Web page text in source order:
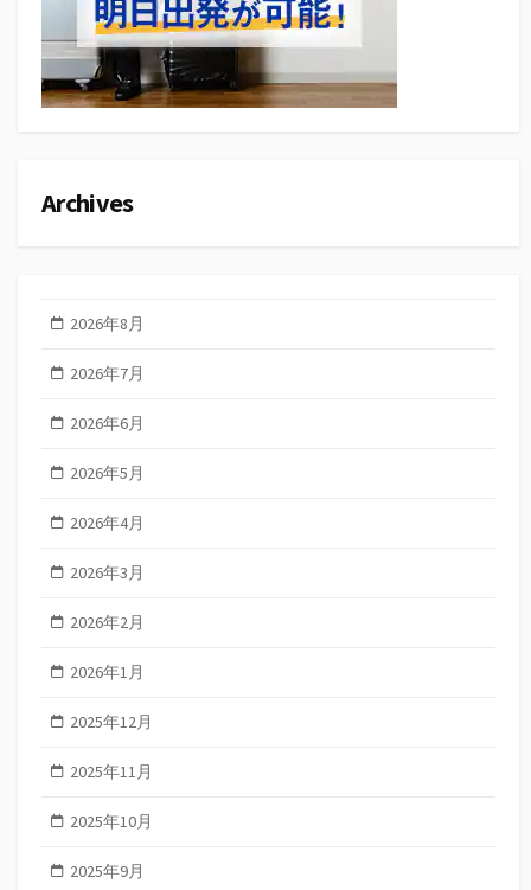
Archives
2026年8月
2026年7月
2026年6月
2026年5月
2026年4月
2026年3月
2026年2月
2026年1月
2025年12月
2025年11月
2025年10月
2025年9月